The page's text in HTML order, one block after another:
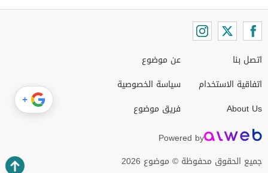
اتصل بنا
اتفاقية الاستخدام
About Us
عن موضوع
سياسة الخصوصية
فريق موضوع
Powered by
جميع الحقوق محفوظة © موضوع 2026
+